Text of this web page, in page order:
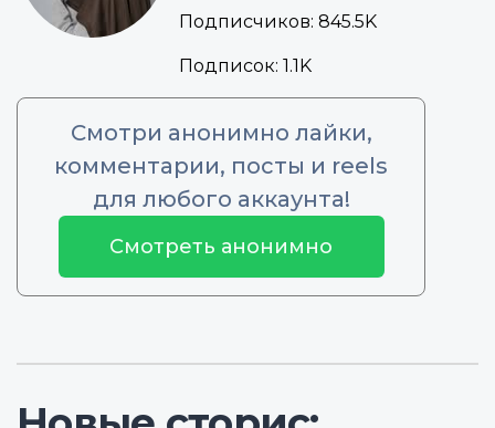
Подписчиков: 845.5K
Подписок: 1.1K
Смотри анонимно лайки,
комментарии, посты и reels
для любого аккаунта!
Смотреть анонимно